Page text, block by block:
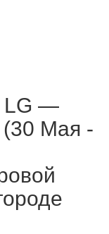
LG —
(30 Мая -